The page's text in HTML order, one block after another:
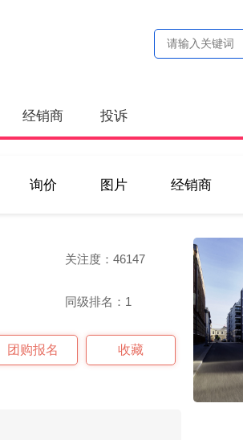
经销商 投诉
询价 图片 经销商
关注度：46147
同级排名：1
团购报名 收藏